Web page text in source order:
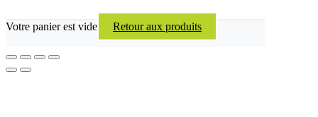
Votre panier est vide Retour aux produits